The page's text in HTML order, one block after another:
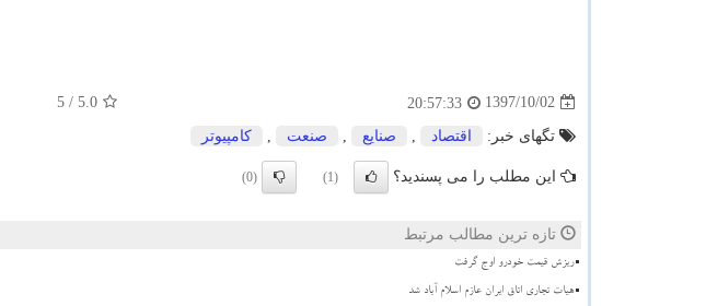
1397/10/02
20:57:33
5.0
/ 5
تگهای خبر: اقتصاد صنایع صنعت كامپیوتر
این مطلب را می پسندید؟ (1)
(0)
تازه ترین مطالب مرتبط
ریزش قیمت خودرو اوج گرفت
هیات تجاری اتاق ایران عازم اسلام آباد شد